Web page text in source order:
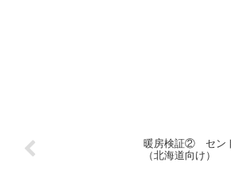
暖房検証② セン
（北海道向け）